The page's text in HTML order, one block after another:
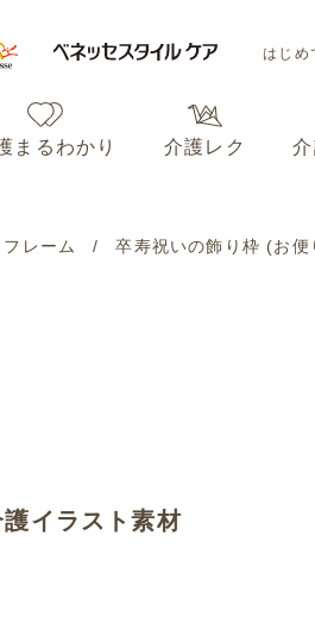
はじめ
まるわかり 介護レク
レーム 卒寿祝いの飾り枠 (お
イラスト素材